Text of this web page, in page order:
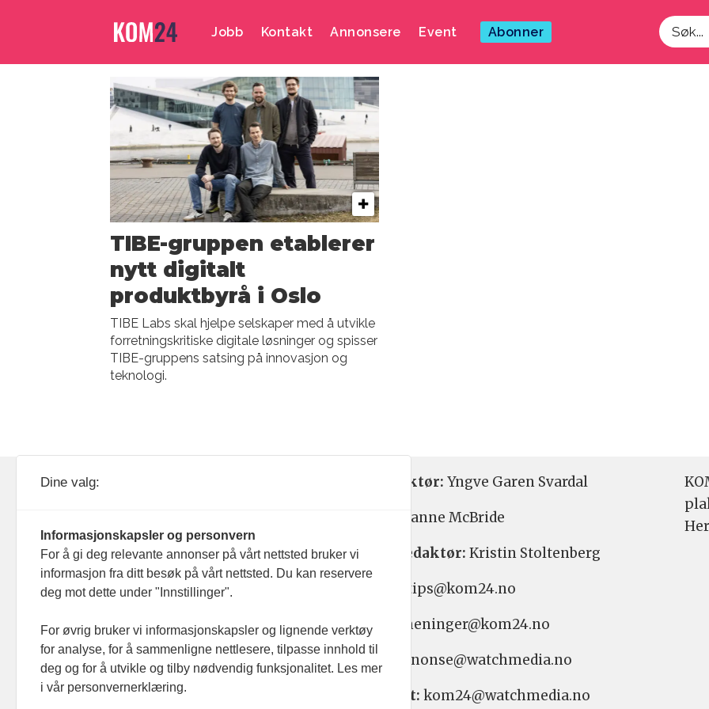
Jobb Kontakt Annonsere Event Abonner
Søk
Emne:
markus
ackerman
TIBE-gruppen etablerer
nytt digitalt
produktbyrå i Oslo
TIBE Labs skal hjelpe selskaper med å utvikle
forretningskritiske digitale løsninger og spisser
TIBE-gruppens satsing på innovasjon og
teknologi.
093 182
Nyhetsredaktør: Yngve Garen Svardal
Hanne McBride
Ansvarlig redaktør: Kristin Stoltenberg
Nyhetstips: tips@kom24.no
Meninger: meninger@kom24.no
Annonse: annonse@watchmedia.no
Abonnement: kom24@watchmedia.no
Dine valg:
Informasjonskapsler og personvern
For å gi deg relevante annonser på vårt nettsted bruker vi
informasjon fra ditt besøk på vårt nettsted. Du kan reservere
deg mot dette under "Innstillinger".
For øvrig bruker vi informasjonskapsler og lignende verktøy
for analyse, for å sammenligne nettlesere, tilpasse innhold til
deg og for å utvikle og tilby nødvendig funksjonalitet. Les mer
i vår personvernerklæring.